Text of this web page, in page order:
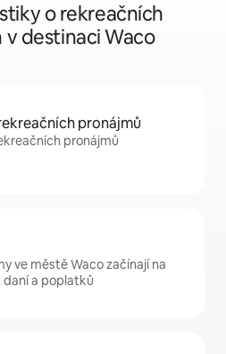
o rekreačních
destinaci Waco
pronájmů
pronájmů
ve městě Waco začínají na
daní a poplatků